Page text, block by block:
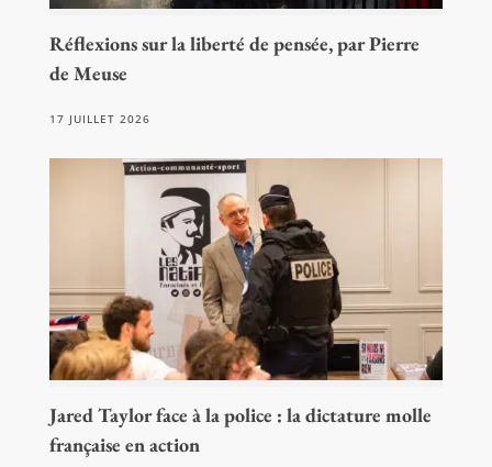
Réflexions sur la liberté de pensée, par Pierre
de Meuse
17 JUILLET 2026
Jared Taylor face à la police : la dictature molle
française en action